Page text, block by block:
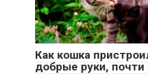
Как кошка
добрые руки, почти